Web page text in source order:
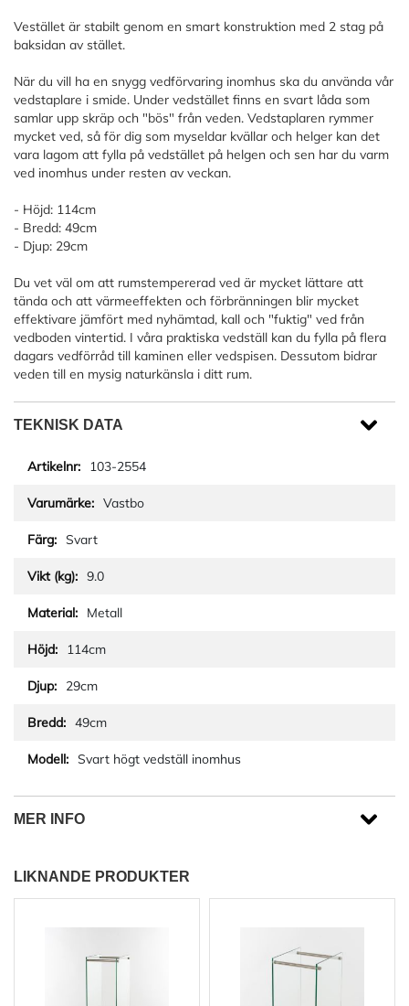
Vestället är stabilt genom en smart konstruktion med 2 stag på
baksidan av stället.
När du vill ha en snygg vedförvaring inomhus ska du använda vår
vedstaplare i smide. Under vedstället finns en svart låda som
samlar upp skräp och "bös" från veden. Vedstaplaren rymmer
mycket ved, så för dig som myseldar kvällar och helger kan det
vara lagom att fylla på vedstället på helgen och sen har du varm
ved inomhus under resten av veckan.
- Höjd: 114cm
- Bredd: 49cm
- Djup: 29cm
Du vet väl om att rumstempererad ved är mycket lättare att
tända och att värmeeffekten och förbränningen blir mycket
effektivare jämfört med nyhämtad, kall och "fuktig" ved från
vedboden vintertid. I våra praktiska vedställ kan du fylla på flera
dagars vedförråd till kaminen eller vedspisen. Dessutom bidrar
veden till en mysig naturkänsla i ditt rum.
TEKNISK DATA
103-2554
Vastbo
Svart
9.0
Metall
114cm
29cm
49cm
Svart högt vedställ inomhus
MER INFO
LIKNANDE PRODUKTER